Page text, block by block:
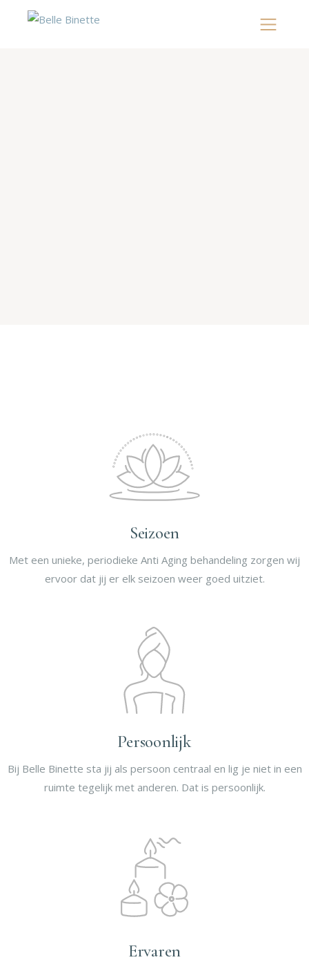
Seizoen
Met een unieke, periodieke Anti Aging behandeling zorgen wij
ervoor dat jij er elk seizoen weer goed uitziet.
Persoonlijk
Bij Belle Binette sta jij als persoon centraal en lig je niet in een
ruimte tegelijk met anderen. Dat is persoonlijk.
Ervaren